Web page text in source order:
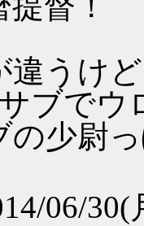
違うけ
ブで
の少尉
06/